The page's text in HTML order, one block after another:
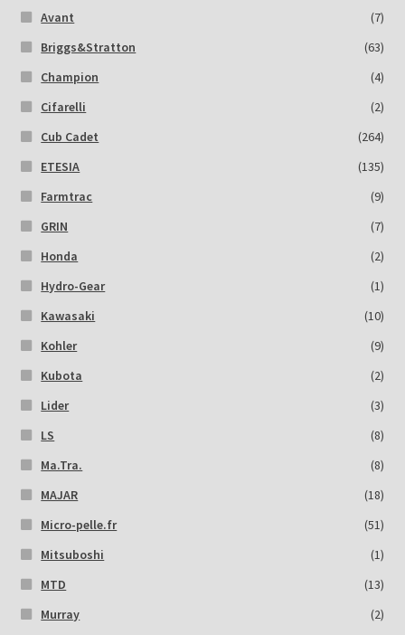
Avant
(7)
Briggs&Stratton
(63)
Champion
(4)
Cifarelli
(2)
Cub Cadet
(264)
ETESIA
(135)
Farmtrac
(9)
GRIN
(7)
Honda
(2)
Hydro-Gear
(1)
Kawasaki
(10)
Kohler
(9)
Kubota
(2)
Lider
(3)
LS
(8)
Ma.Tra.
(8)
MAJAR
(18)
Micro-pelle.fr
(51)
Mitsuboshi
(1)
MTD
(13)
Murray
(2)